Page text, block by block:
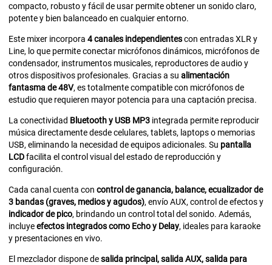
compacto, robusto y fácil de usar permite obtener un sonido claro,
potente y bien balanceado en cualquier entorno.
Este mixer incorpora 4 canales independientescon entradas XLR y
Line, lo que permite conectar micrófonos dinámicos, micrófonos de
condensador, instrumentos musicales, reproductores de audio y
otros dispositivos profesionales. Gracias a su alimentación
fantasma de 48V, es totalmente compatible con micrófonos de
estudio que requieren mayor potencia para una captación precisa.
La conectividad Bluetooth y USB MP3 integrada permite reproducir
música directamente desde celulares, tablets, laptops o memorias
USB, eliminando la necesidad de equipos adicionales. Su pantalla
LCDfacilita el control visual del estado de reproducción y
configuración.
Cada canal cuenta con control de ganancia, balance, ecualizador de
3 bandas (graves, medios y agudos), envío AUX, control de efectos y
indicador de pico, brindando un control total del sonido. Además,
incluyeefectos integrados como Echo y Delay, ideales para karaoke
y presentaciones en vivo.
El mezclador dispone desalida principal, salida AUX, salida para